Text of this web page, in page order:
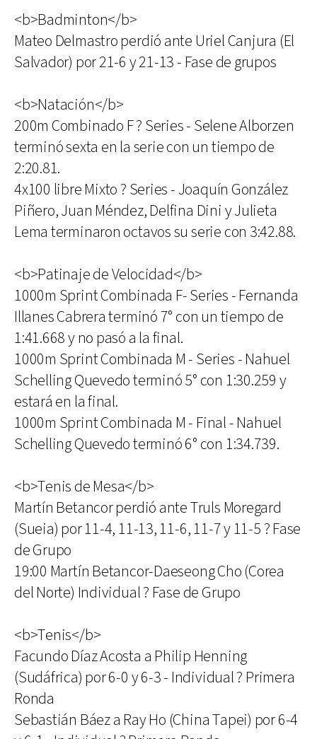
<b>Badminton</b>
Mateo Delmastro perdió ante Uriel Canjura (El
Salvador) por 21-6 y 21-13 - Fase de grupos
<b>Natación</b>
200m Combinado F ? Series - Selene Alborzen
terminó sexta en la serie con un tiempo de
2:20.81.
4x100 libre Mixto ? Series - Joaquín González
Piñero, Juan Méndez, Delfina Dini y Julieta
Lema terminaron octavos su serie con 3:42.88.
<b>Patinaje de Velocidad</b>
1000m Sprint Combinada F- Series - Fernanda
Illanes Cabrera terminó 7° con un tiempo de
1:41.668 y no pasó a la final.
1000m Sprint Combinada M - Series - Nahuel
Schelling Quevedo terminó 5° con 1:30.259 y
estará en la final.
1000m Sprint Combinada M - Final - Nahuel
Schelling Quevedo terminó 6° con 1:34.739.
<b>Tenis de Mesa</b>
Martín Betancor perdió ante Truls Moregard
(Sueia) por 11-4, 11-13, 11-6, 11-7 y 11-5 ? Fase
de Grupo
19:00 Martín Betancor-Daeseong Cho (Corea
del Norte) Individual ? Fase de Grupo
<b>Tenis</b>
Facundo Díaz Acosta a Philip Henning
(Sudáfrica) por 6-0 y 6-3 - Individual ? Primera
Ronda
Sebastián Báez a Ray Ho (China Tapei) por 6-4